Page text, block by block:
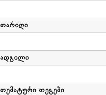
თარიღი
ადგილი
თემატური თეგები